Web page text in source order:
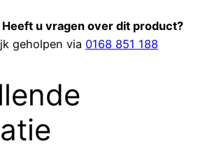
Heeft u vragen over dit product?
geholpen via 0168 851 188